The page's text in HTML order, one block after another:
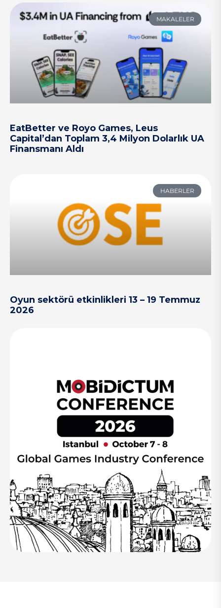
MAKALELER
EatBetter ve Royo Games, Leus
Capital’dan Toplam 3,4 Milyon Dolarlık UA
Finansmanı Aldı
HABERLER
Oyun sektörü etkinlikleri 13 – 19 Temmuz
2026